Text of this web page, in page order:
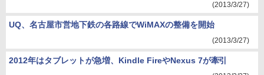
(2013/3/27)
UQ、名古屋市営地下鉄の各路線でWiMAXの整備を開始
(2013/3/27)
2012年はタブレットが急増、Kindle FireやNexus 7が牽引